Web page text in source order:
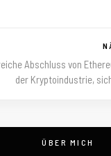
Abschluss von
der Kryptoindustrie,
ÜBER MICH